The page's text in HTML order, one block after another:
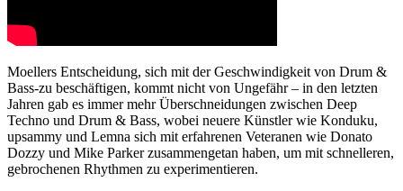
Moellers Entscheidung, sich mit der Geschwindigkeit von Drum &
Bass-zu beschäftigen, kommt nicht von Ungefähr – in den letzten
Jahren gab es immer mehr Überschneidungen zwischen Deep
Techno und Drum & Bass, wobei neuere Künstler wie Konduku,
upsammy und Lemna sich mit erfahrenen Veteranen wie Donato
Dozzy und Mike Parker zusammengetan haben, um mit schnelleren,
gebrochenen Rhythmen zu experimentieren.